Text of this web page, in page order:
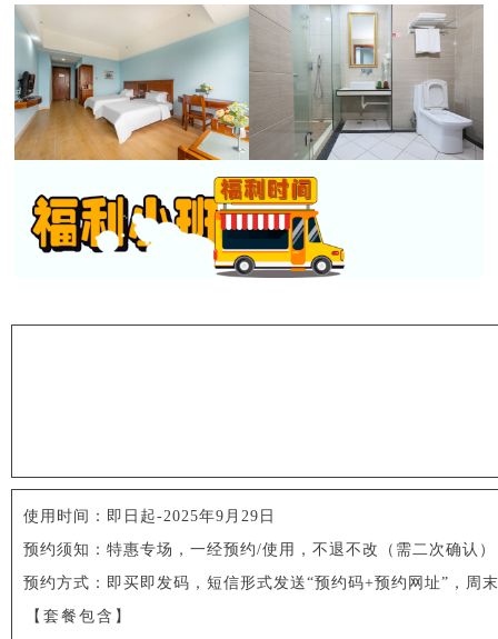
使用时间：即日起-2025年9月29日
预约须知：特惠专场，一经预约/使用，不退不改（需二次确认）
预约方式：即买即发码，短信形式发送“预约码+预约网址”，周
【套餐包含】